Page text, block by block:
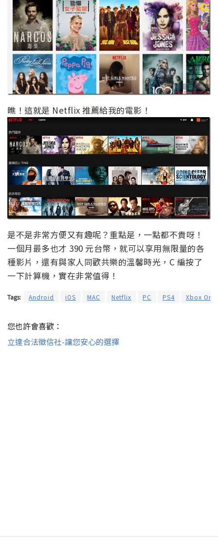
瞧！這就是 Netflix 推薦給我的電影！
是不是非常方便又有趣呢？重點是，一點都不貴呀！
一個月最多也才 390 元台幣，就可以享用無限量的各
種影片，還有與家人同歡共樂的溫馨時光，C 編按了
一下計算機，實在非常值得！
Tags: Android iOS MAC Netflix PC PS4 Xbox One
您也許會喜歡：
立達合法徵信社-讓您安心的選擇